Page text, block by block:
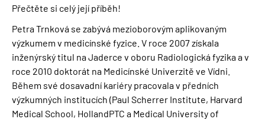
Přečtěte si celý její příběh!
Petra Trnková se zabývá mezioborovým aplikovaným
výzkumem v medicínské fyzice. V roce 2007 získala
inženýrský titul na Jaderce v oboru Radiologická fyzika a v
roce 2010 doktorát na Medicínské Univerzitě ve Vídni.
Během své dosavadní kariéry pracovala v předních
výzkumných institucích (Paul Scherrer Institute, Harvard
Medical School, HollandPTC a Medical University of